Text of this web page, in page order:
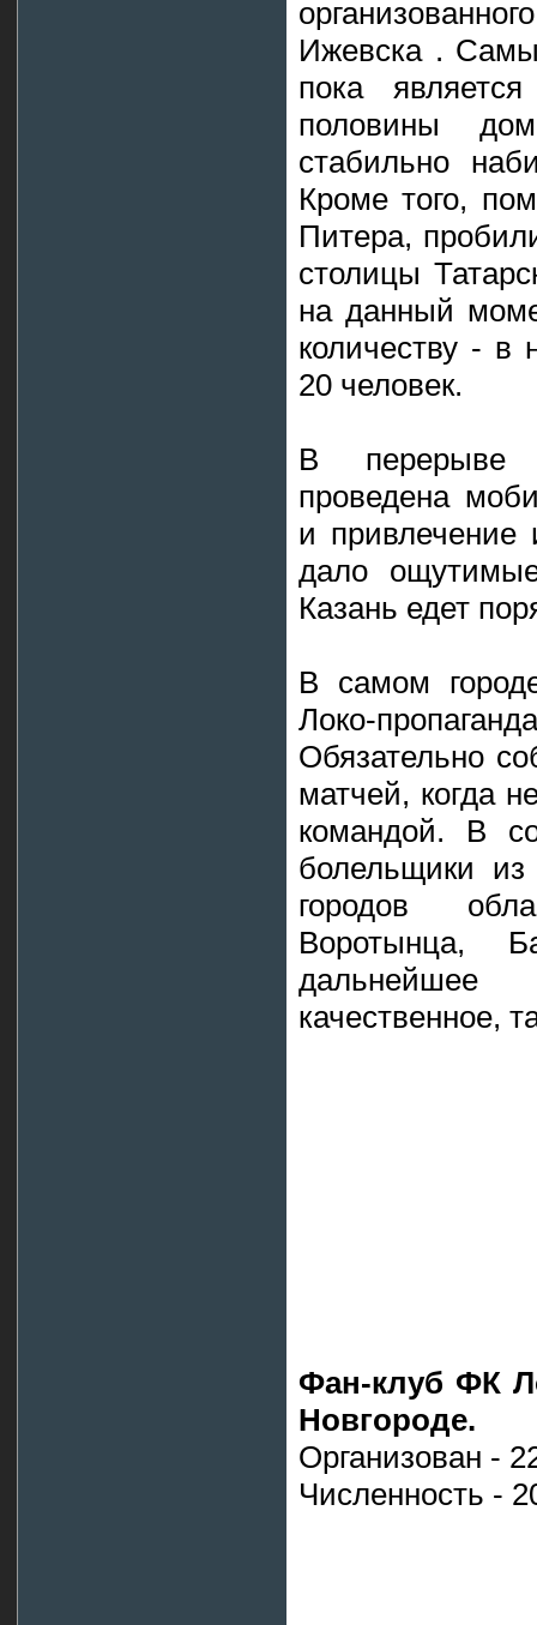
Ижевска .
пока
половины
стабильно
Кроме того,
Питера,
столицы
на данный
количеству - в
20 человек.
В перерыве
проведена
и привлечение
дало
Казань едет
В самом
Локо-
Обязательно
матчей, когда
командой. В
болельщики
городов
Воротынца,
дальнейшее
качественное,
Фан-клуб ФК
Новгороде.
Организован -
Численность -